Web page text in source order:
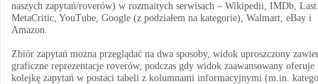
naszych zapytań/roverów) w rozmaitych serwisach – Wikipedii, IMDb,
MetaCritic, YouTube, Google (z podziałem na kategorie), Walmart, eBay i
Amazon.
Zbiór zapytań można przeglądać na dwa sposoby, widok uproszczony
graficzne reprezentacje roverów, podczas gdy widok zaawansowany oferuje
kolejkę zapytań w postaci tabeli z kolumnami informacyjnymi (m.in.